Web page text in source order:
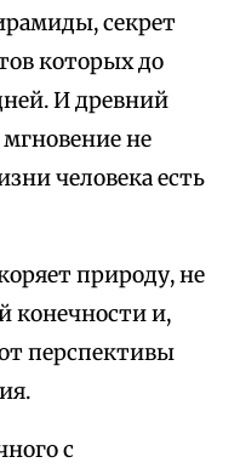
секрет
которых до
И древний
не
человека есть
природу, не
конечности и,
перспективы
с